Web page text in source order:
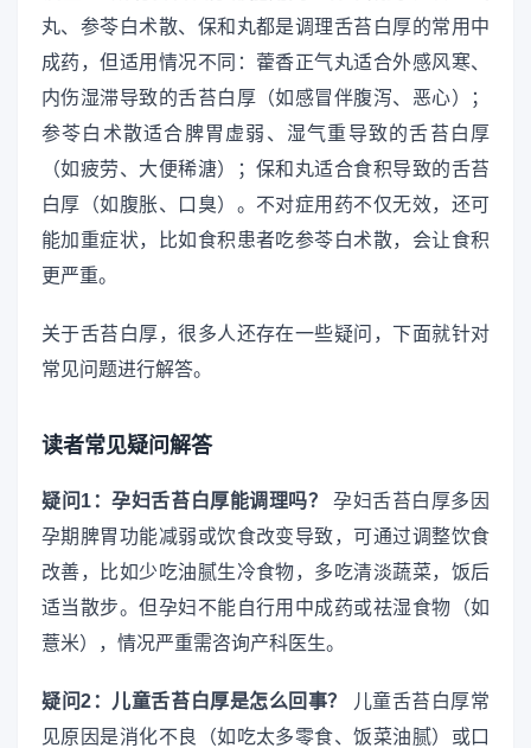
丸、参苓白术散、保和丸都是调理舌苔白厚的常用中
成药，但适用情况不同：藿香正气丸适合外感风寒、
内伤湿滞导致的舌苔白厚（如感冒伴腹泻、恶心）；
参苓白术散适合脾胃虚弱、湿气重导致的舌苔白厚
（如疲劳、大便稀溏）；保和丸适合食积导致的舌苔
白厚（如腹胀、口臭）。不对症用药不仅无效，还可
能加重症状，比如食积患者吃参苓白术散，会让食积
更严重。
关于舌苔白厚，很多人还存在一些疑问，下面就针对
常见问题进行解答。
读者常见疑问解答
疑问1：孕妇舌苔白厚能调理吗？
孕妇舌苔白厚多因
孕期脾胃功能减弱或饮食改变导致，可通过调整饮食
改善，比如少吃油腻生冷食物，多吃清淡蔬菜，饭后
适当散步。但孕妇不能自行用中成药或祛湿食物（如
薏米），情况严重需咨询产科医生。
疑问2：儿童舌苔白厚是怎么回事？
儿童舌苔白厚常
见原因是消化不良（如吃太多零食、饭菜油腻）或口